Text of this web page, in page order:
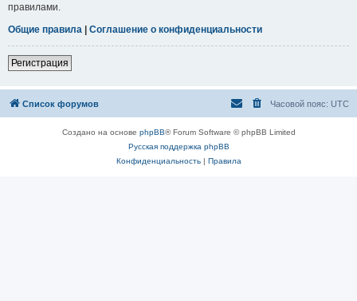
правилами.
Общие правила | Соглашение о конфиденциальности
Регистрация
Список форумов Часовой пояс: UTC
Создано на основе phpBB® Forum Software © phpBB Limited
Русская поддержка phpBB
Конфиденциальность| Правила